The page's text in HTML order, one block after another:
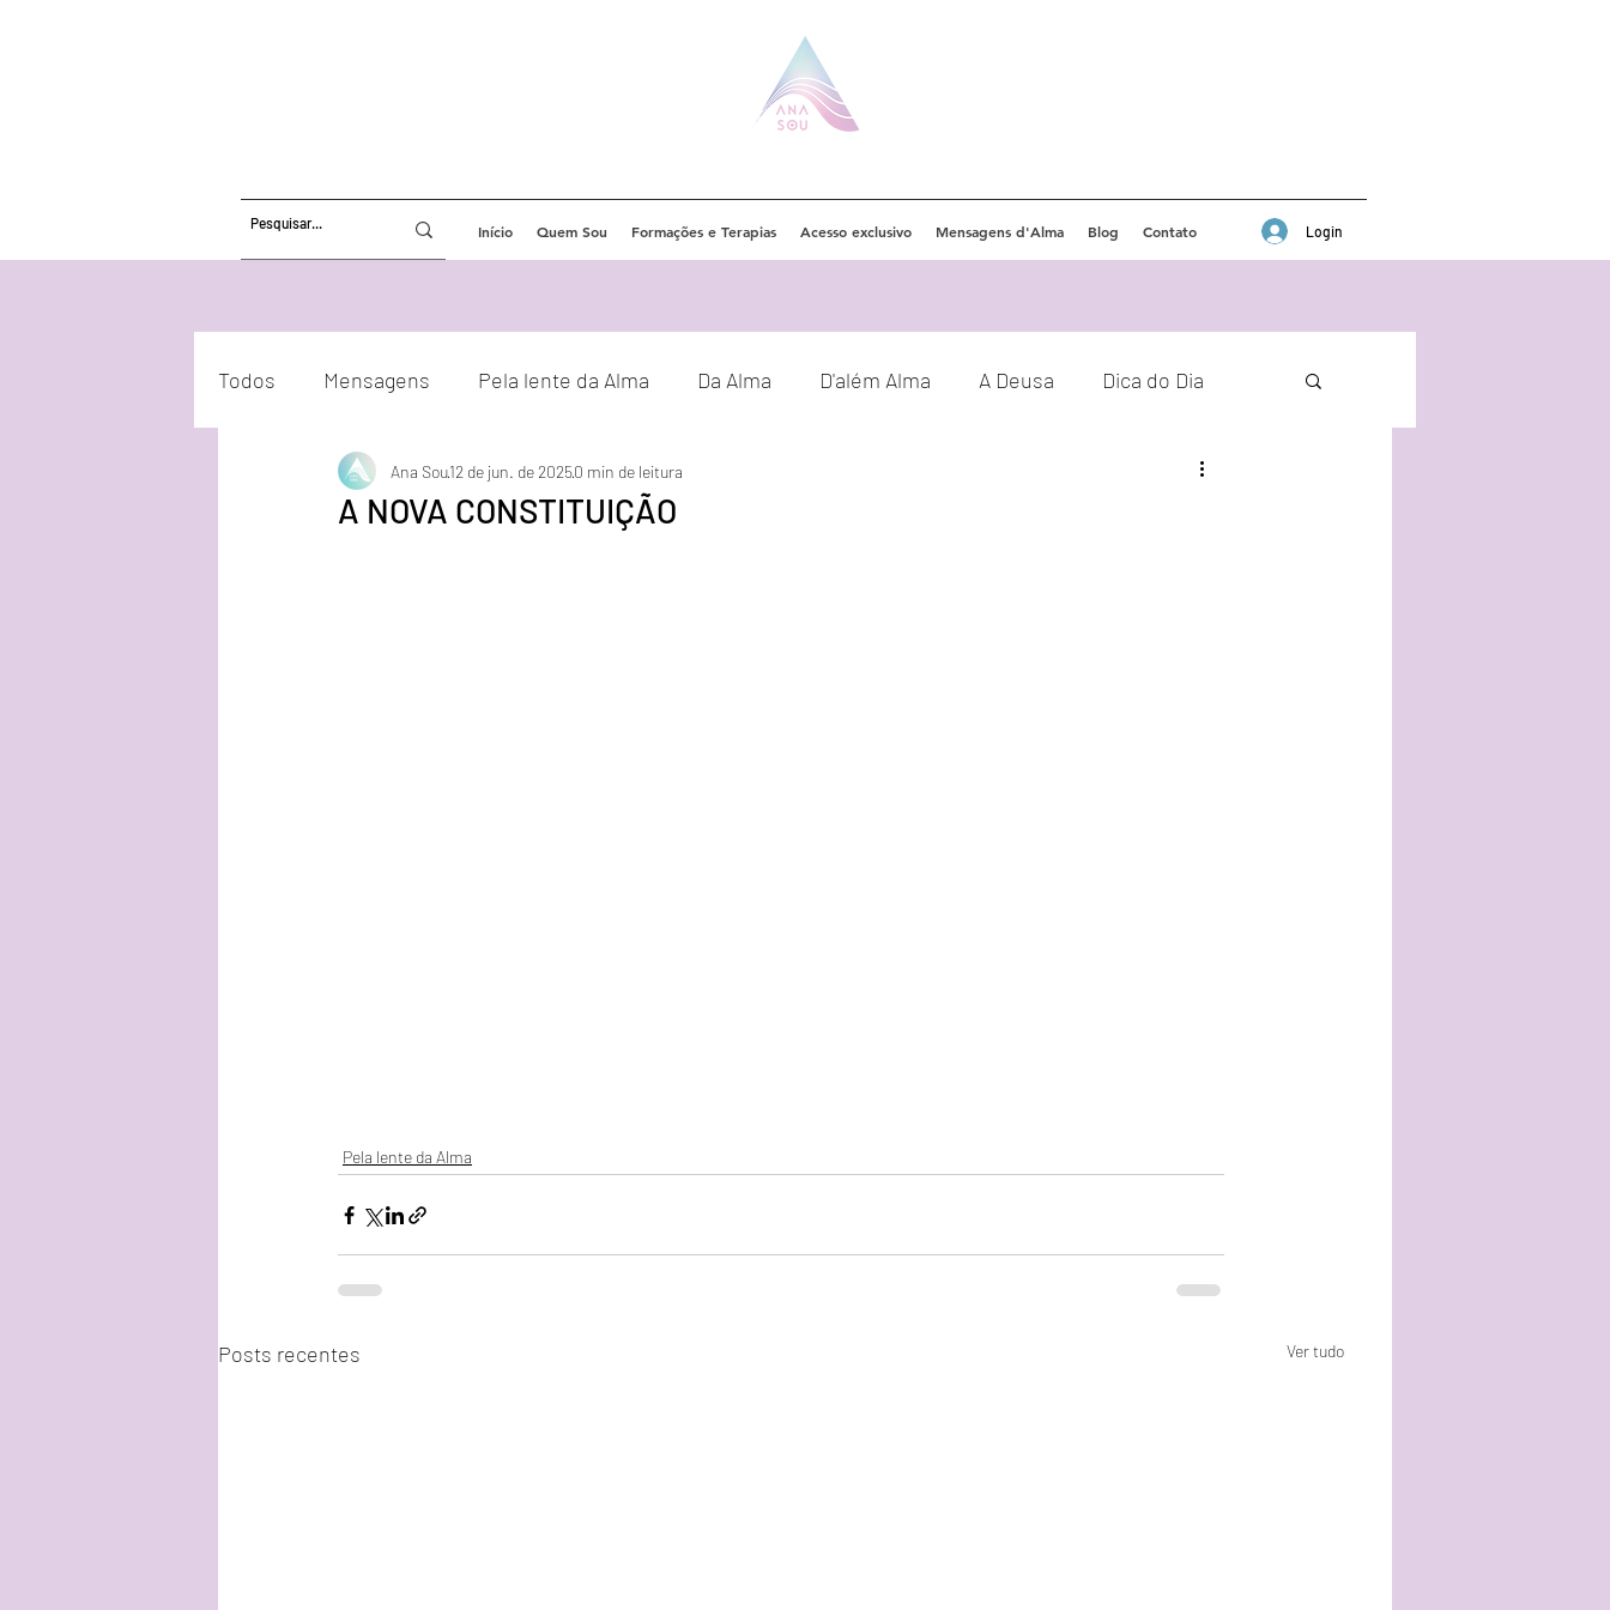
Início Quem Sou Formações e Terapias Acesso exclusivo Mensagens d'Alma Blog Contato Login
Todos Mensagens Pela lente da Alma Da Alma D'além Alma A Deusa Dica do Dia
Atualizações Energéticas Eventos Orações
A NOVA CONSTITUIÇÃO
Ana Sou12 de jun. de 20250 min de leitura
Pela lente da Alma
Posts recentes Ver tudo